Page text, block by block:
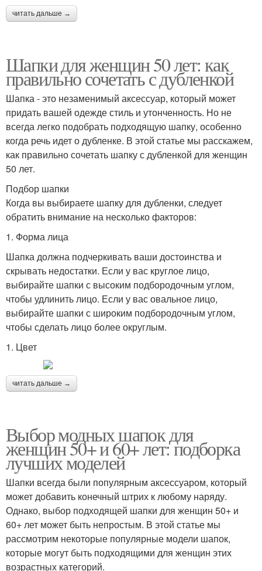
читать дальше →
Шапки для женщин 50 лет: как
правильно сочетать с дубленкой
Шапка - это незаменимый аксессуар, который может
придать вашей одежде стиль и утонченность. Но не
всегда легко подобрать подходящую шапку, особенно
когда речь идет о дубленке. В этой статье мы расскажем,
как правильно сочетать шапку с дубленкой для женщин
50 лет.
Подбор шапки
Когда вы выбираете шапку для дубленки, следует
обратить внимание на несколько факторов:
1. Форма лица
Шапка должна подчеркивать ваши достоинства и
скрывать недостатки. Если у вас круглое лицо,
выбирайте шапки с высоким подбородочным углом,
чтобы удлинить лицо. Если у вас овальное лицо,
выбирайте шапки с широким подбородочным углом,
чтобы сделать лицо более округлым.
1. Цвет
читать дальше →
Выбор модных шапок для
женщин 50+ и 60+ лет: подборка
лучших моделей
Шапки всегда были популярным аксессуаром, который
может добавить конечный штрих к любому наряду.
Однако, выбор подходящей шапки для женщин 50+ и
60+ лет может быть непростым. В этой статье мы
рассмотрим некоторые популярные модели шапок,
которые могут быть подходящими для женщин этих
возрастных категорий.